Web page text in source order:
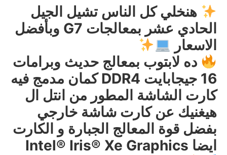
هنخلي كل الناس تشيل الجيل
الحادي عشر بمعالجات G7 وبأفضل
الاسعار
ده لابتوب بمعالج حديث وبرامات
16 جيجابايت DDR4 كمان مدمج فيه
كارت الشاشة المطور من انتل ال
هيغنيك عن كارت شاشة خارجي
بفضل قوة المعالج الجبارة و الكارت
ايضا Intel® Iris® Xe Graphics